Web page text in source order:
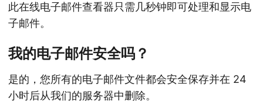
此在线电子邮件查看器只需几秒钟即可处理和显示电
子邮件。
我的电子邮件安全吗？
是的，您所有的电子邮件文件都会安全保存并在 24
小时后从我们的服务器中删除。